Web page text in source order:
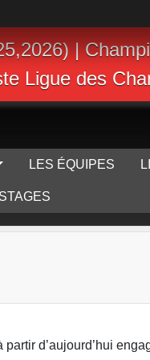
|
Ligue des
LES ÉQUIPES
partir d’aujourd’hui